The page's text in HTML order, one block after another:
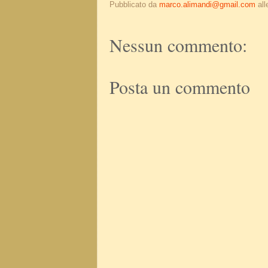
Pubblicato da marco.alimandi@gmail.com
Nessun commento:
Posta un commento